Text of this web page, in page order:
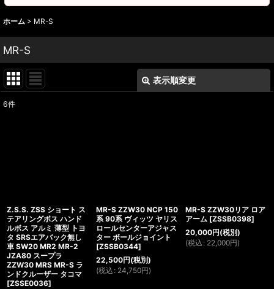
ホーム > MR-S
MR-S
表示順変更
6件
Z.S.S. ZSS ショート ス
テアリングボス ハンド
ルボス アルミ 薄型 トヨ
タ SRSエアバック無し
車 SW20 MR2 MR-2
JZA80 スープラ
ZZW30 MRS MR-S ラ
ンドクルーザー タコマ
[ZSSE0036]
MR-S ZZW30 NCP 150
系 90系 ヴィッツ ヤリス
ロールセンターアジャス
ター ボールジョイント
[ZSSB0344]
22,500円(税別)
(税込 : 24,750円)
MR-S ZZW30リア ロア
アーム [ZSSB0398]
20,000円(税別)
(税込 : 22,000円)